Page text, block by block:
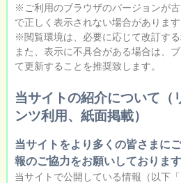
※ご利用のブラウザのバージョンが
で正しく表示されない場合があります
※閲覧環境は、必要に応じて改訂する
また、表示に不具合がある場合は、
て更新することを推奨致します。
当サイトの紹介について（
ンツ利用、紙面掲載）
当サイトをより多くの皆さまに
報のご協力をお願いしております
当サイトで公開している情報（以下